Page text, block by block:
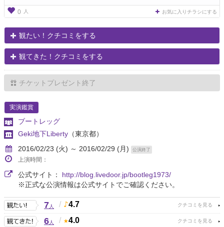
0 人 お気に入りチラシにする
観たい！クチコミをする
観てきた！クチコミをする
チケットプレゼント終了
実演鑑賞
ブートレッグ
Geki地下Liberty （東京都）
2016/02/23 (火) ～ 2016/02/29 (月)
公演終了
上演時間：
公式サイト： http://blog.livedoor.jp/bootleg1973/
※正式な公演情報は公式サイトでご確認ください。
7人 / 4.7
6人 / 4.0